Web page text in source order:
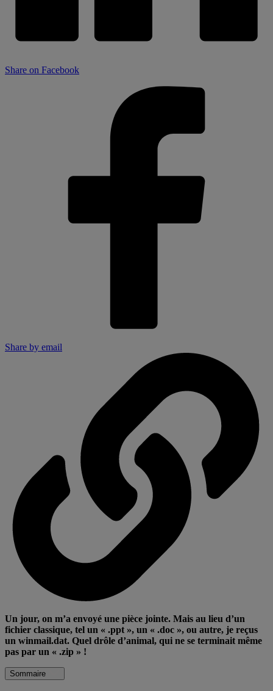
Share on Facebook
Share by email
Un jour, on m’a envoyé une pièce jointe. Mais au lieu d’un
fichier classique, tel un « .ppt », un « .doc », ou autre, je reçus
un winmail.dat. Quel drôle d’animal, qui ne se terminait même
pas par un « .zip » !
Sommaire